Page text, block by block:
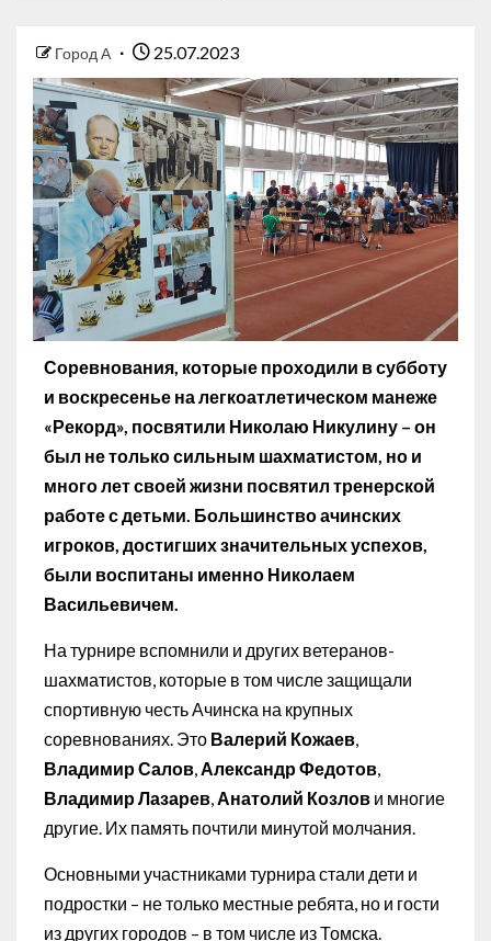
Город А 25.07.2023
Соревнования, которые проходили в субботу
и воскресенье на легкоатлетическом манеже
«Рекорд», посвятили Николаю Никулину – он
был не только сильным шахматистом, но и
много лет своей жизни посвятил тренерской
работе с детьми. Большинство ачинских
игроков, достигших значительных успехов,
были воспитаны именно Николаем
Васильевичем.
На турнире вспомнили и других ветеранов-
шахматистов, которые в том числе защищали
спортивную честь Ачинска на крупных
соревнованиях. Это Валерий Кожаев
Владимир Салов Александр Федотов
Владимир Лазарев Анатолий Козлов и многие
другие. Их память почтили минутой молчания.
Основными участниками турнира стали дети и
подростки – не только местные ребята, но и гости
из других городов – в том числе из Томска.